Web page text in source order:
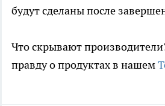
будут сделаны после
Что скрывают
правду о продуктах в нашем